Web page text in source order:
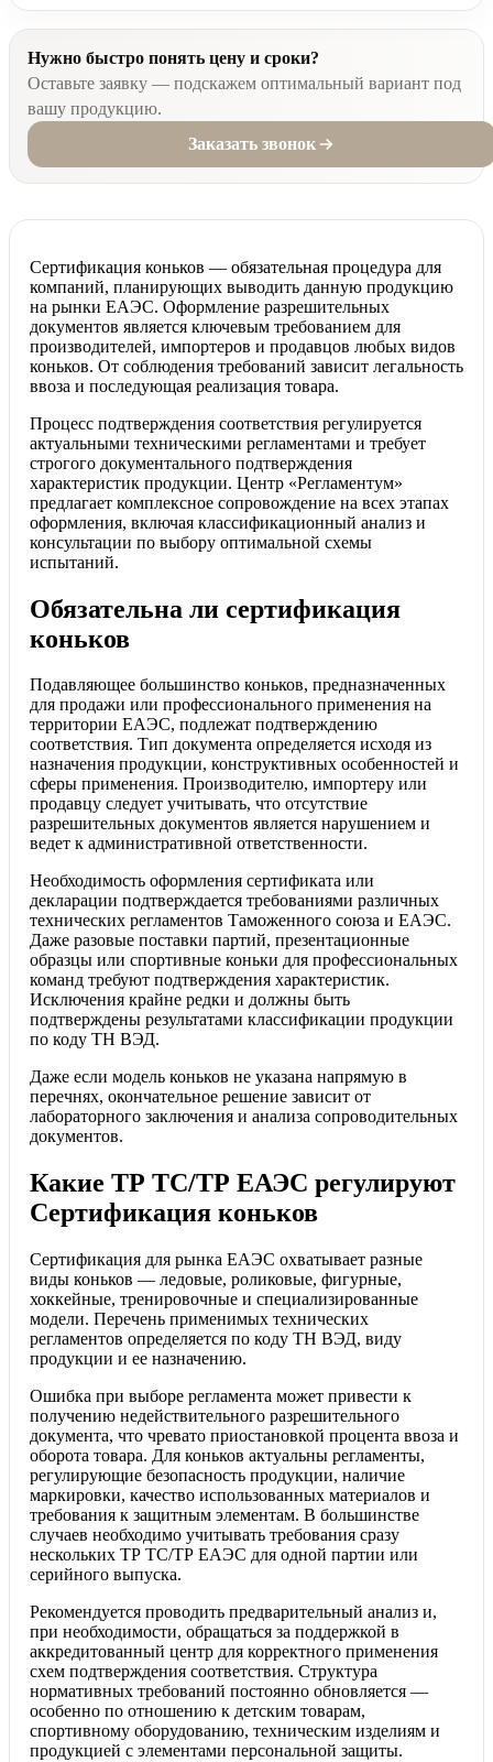
Нужно быстро понять цену и сроки?
Оставьте заявку — подскажем оптимальный вариант под
вашу продукцию.
Заказать звонок
Сертификация коньков — обязательная процедура для
компаний, планирующих выводить данную продукцию
на рынки ЕАЭС. Оформление разрешительных
документов является ключевым требованием для
производителей, импортеров и продавцов любых видов
коньков. От соблюдения требований зависит легальность
ввоза и последующая реализация товара.
Процесс подтверждения соответствия регулируется
актуальными техническими регламентами и требует
строгого документального подтверждения
характеристик продукции. Центр «Регламентум»
предлагает комплексное сопровождение на всех этапах
оформления, включая классификационный анализ и
консультации по выбору оптимальной схемы
испытаний.
Обязательна ли сертификация
коньков
Подавляющее большинство коньков, предназначенных
для продажи или профессионального применения на
территории ЕАЭС, подлежат подтверждению
соответствия. Тип документа определяется исходя из
назначения продукции, конструктивных особенностей и
сферы применения. Производителю, импортеру или
продавцу следует учитывать, что отсутствие
разрешительных документов является нарушением и
ведет к административной ответственности.
Необходимость оформления сертификата или
декларации подтверждается требованиями различных
технических регламентов Таможенного союза и ЕАЭС.
Даже разовые поставки партий, презентационные
образцы или спортивные коньки для профессиональных
команд требуют подтверждения характеристик.
Исключения крайне редки и должны быть
подтверждены результатами классификации продукции
по коду ТН ВЭД.
Даже если модель коньков не указана напрямую в
перечнях, окончательное решение зависит от
лабораторного заключения и анализа сопроводительных
документов.
Какие ТР ТС/ТР ЕАЭС регулируют
Сертификация коньков
Сертификация для рынка ЕАЭС охватывает разные
виды коньков — ледовые, роликовые, фигурные,
хоккейные, тренировочные и специализированные
модели. Перечень применимых технических
регламентов определяется по коду ТН ВЭД, виду
продукции и ее назначению.
Ошибка при выборе регламента может привести к
получению недействительного разрешительного
документа, что чревато приостановкой процента ввоза и
оборота товара. Для коньков актуальны регламенты,
регулирующие безопасность продукции, наличие
маркировки, качество использованных материалов и
требования к защитным элементам. В большинстве
случаев необходимо учитывать требования сразу
нескольких ТР ТС/ТР ЕАЭС для одной партии или
серийного выпуска.
Рекомендуется проводить предварительный анализ и,
при необходимости, обращаться за поддержкой в
аккредитованный центр для корректного применения
схем подтверждения соответствия. Структура
нормативных требований постоянно обновляется —
особенно по отношению к детским товарам,
спортивному оборудованию, техническим изделиям и
продукцией с элементами персональной защиты.